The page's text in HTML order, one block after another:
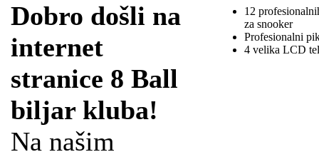
Dobro došli na
internet
stranice 8 Ball
biljar kluba!
Na našim
12
za snooker
Profesionalni
4 velika LCD